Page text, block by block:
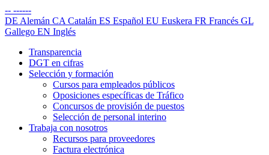
-- ------
DE Alemán CA Catalán ES Español EU Euskera FR Francés GL
Gallego EN Inglés
Transparencia
DGT en cifras
Selección y formación
Cursos para empleados públicos
Oposiciones específicas de Tráfico
Concursos de provisión de puestos
Selección de personal interino
Trabaja con nosotros
Recursos para proveedores
Factura electrónica